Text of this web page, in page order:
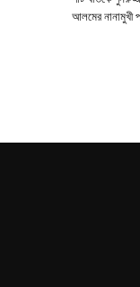
আলমের নানামুখী